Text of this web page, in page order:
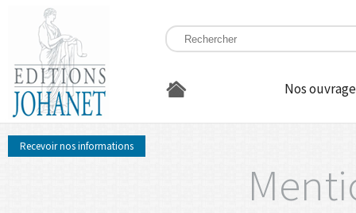
Nos
Recevoir nos informations